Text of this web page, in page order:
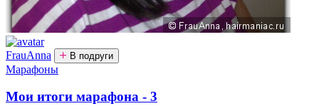
FrauAnna В подруги
Марафоны
Мои итоги марафона - 3